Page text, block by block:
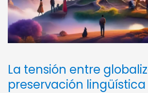
La tensión entre
preservación lingüística